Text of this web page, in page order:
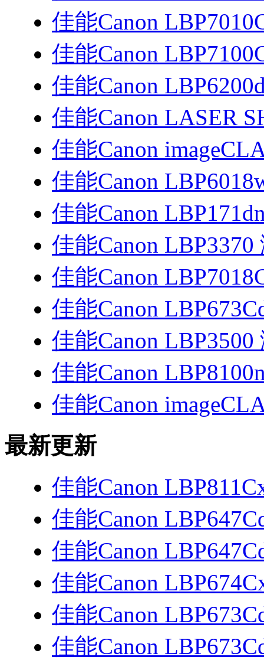
佳能Canon
佳能Canon
佳能Canon
佳能Canon LASER
佳能Canon
佳能Canon
佳能Canon
佳能Canon
佳能Canon
佳能Canon
佳能Canon
佳能Canon
佳能Canon
最新更新
佳能Canon
佳能Canon
佳能Canon
佳能Canon
佳能Canon
佳能Canon